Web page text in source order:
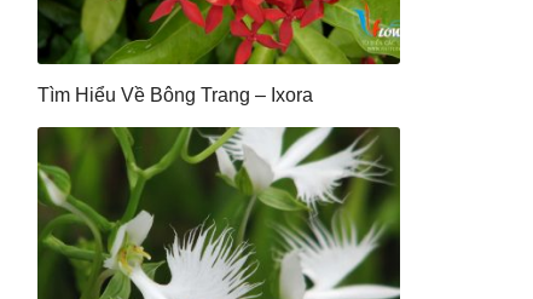
Tìm Hiểu Về Bông Trang – Ixora